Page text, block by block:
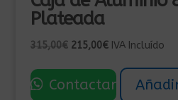
Plateada
315,00€ El
original
era:
215,00€El
actual
es:
IVA Incluído
Contactar